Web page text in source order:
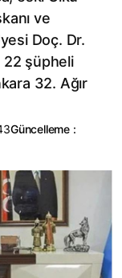
ve
Doç. Dr.
22 şüpheli
32. Ağır
Güncelleme :